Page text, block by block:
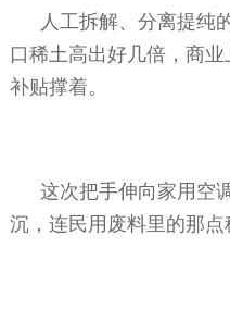
人工拆解、分离提纯
口稀土高出好几倍，商
补贴撑着。
这次把手伸向家用空
沉，连民用废料里的那点